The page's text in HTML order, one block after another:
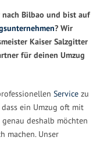
Bilbao und bist auf
? Wir
Kaiser Salzgitter
für deinen Umzug
Service zu
ein Umzug oft mit
deshalb möchten
machen. Unser